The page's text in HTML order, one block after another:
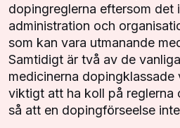
dopingreglerna eftersom det
administration och
som kan vara utmanande
Samtidigt är två av de
medicinerna
viktigt att ha koll på reglerna
så att en dopingförseelse